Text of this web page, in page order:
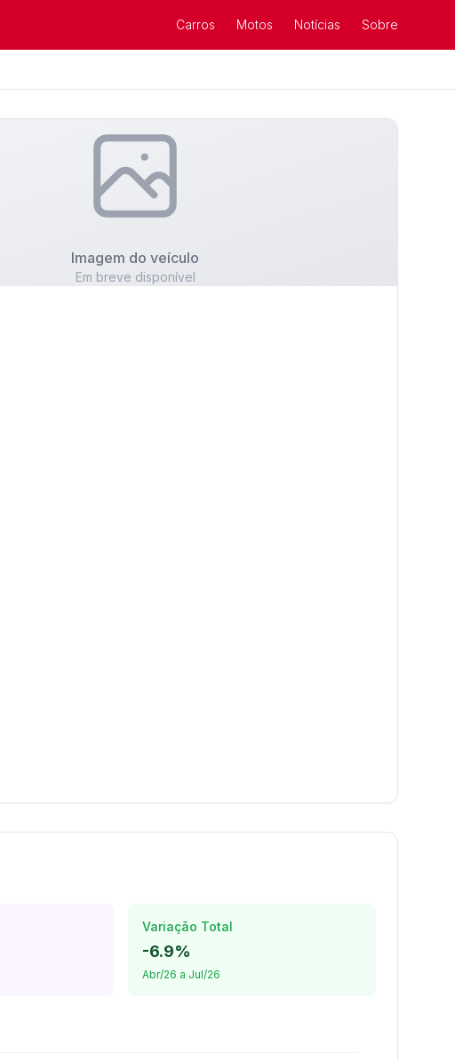
Carros Motos Notícias Sobre
Imagem do veículo
Em breve disponível
Variação Total
-6.9%
Abr/26 a Jul/26